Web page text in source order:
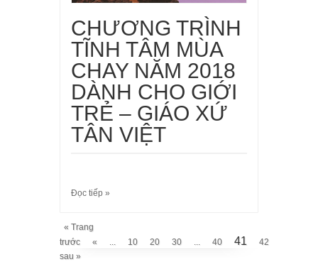
CHƯƠNG TRÌNH
TĨNH TÂM MÙA
CHAY NĂM 2018
DÀNH CHO GIỚI
TRẺ – GIÁO XỨ
TÂN VIỆT
Đọc tiếp »
« Trang
trước
« ... 10 20 30 ... 40 41 42
sau »